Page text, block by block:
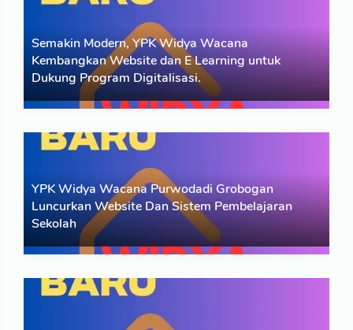
Open House SMA Kristen Purwodadi sebagai Usaha
Pengenalan Sekolah Kepada Masyarakat
Read More
Berita 07 Apr 2024
Semakin Modern, YPK Widya Wacana
Kembangkan Website dan E Learning untuk
Dukung Program Digitalisasi.
Berita sumber dari Media Purwodadi
Read More
Berita 07 Apr 2024
YPK Widya Wacana Purwodadi Grobogan
Luncurkan Website Dan Sistem Pembelajaran
Sekolah
Berita Peluncuran Website dan Sistem Pembelajaran
Sekolah oleh YPK Widya Wacana Purwodadi